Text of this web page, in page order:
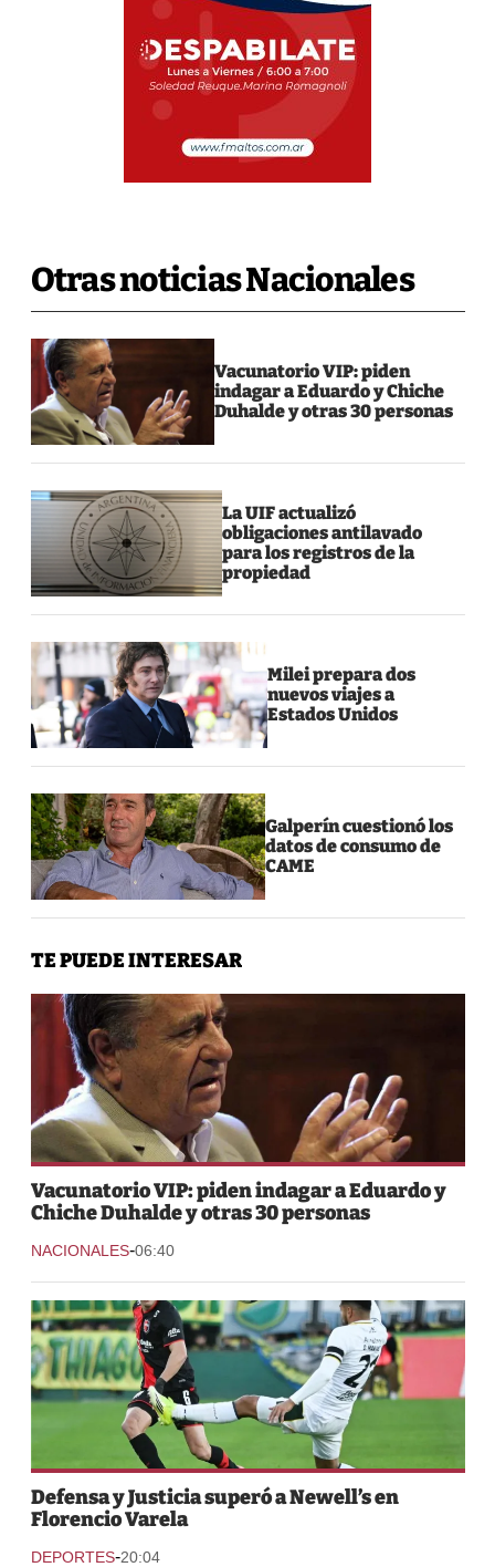
Otras noticias Nacionales
Vacunatorio VIP: piden
indagar a Eduardo y Chiche
Duhalde y otras 30 personas
La UIF actualizó
obligaciones antilavado
para los registros de la
propiedad
Milei prepara dos
nuevos viajes a
Estados Unidos
Galperín cuestionó los
datos de consumo de
CAME
TE PUEDE INTERESAR
Vacunatorio VIP: piden indagar a Eduardo y
Chiche Duhalde y otras 30 personas
NACIONALES-06:40
Defensa y Justicia superó a Newell’s en
Florencio Varela
DEPORTES-20:04